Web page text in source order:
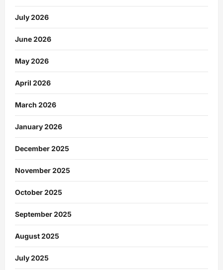
July 2026
June 2026
May 2026
April 2026
March 2026
January 2026
December 2025
November 2025
October 2025
September 2025
August 2025
July 2025